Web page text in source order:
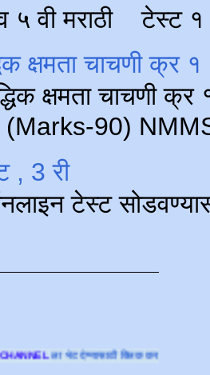
५ वी मराठी टेस्ट
क्षमता चाचणी क्र
क्षमता चाचणी
90) NMMS
, 3 री
टेस्ट
क्लिक करा.